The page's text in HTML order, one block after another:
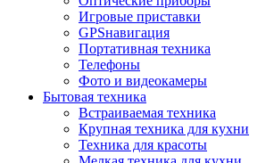
Игровые приставки
GPSнавигация
Портативная техника
Телефоны
Фото и видеокамеры
Бытовая техника
Встраиваемая техника
Крупная техника для кухни
Техника для красоты